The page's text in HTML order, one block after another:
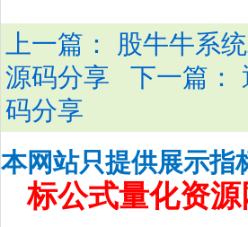
上一篇： 股牛牛系
源码分享
下一篇：
码分享
本网站只提供展示
标公式量化资源